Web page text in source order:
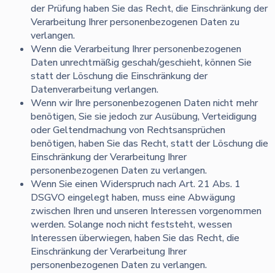
der Prüfung haben Sie das Recht, die Einschränkung der
Verarbeitung Ihrer personenbezogenen Daten zu
verlangen.
Wenn die Verarbeitung Ihrer personenbezogenen
Daten unrechtmäßig geschah/geschieht, können Sie
statt der Löschung die Einschränkung der
Datenverarbeitung verlangen.
Wenn wir Ihre personenbezogenen Daten nicht mehr
benötigen, Sie sie jedoch zur Ausübung, Verteidigung
oder Geltendmachung von Rechtsansprüchen
benötigen, haben Sie das Recht, statt der Löschung die
Einschränkung der Verarbeitung Ihrer
personenbezogenen Daten zu verlangen.
Wenn Sie einen Widerspruch nach Art. 21 Abs. 1
DSGVO eingelegt haben, muss eine Abwägung
zwischen Ihren und unseren Interessen vorgenommen
werden. Solange noch nicht feststeht, wessen
Interessen überwiegen, haben Sie das Recht, die
Einschränkung der Verarbeitung Ihrer
personenbezogenen Daten zu verlangen.